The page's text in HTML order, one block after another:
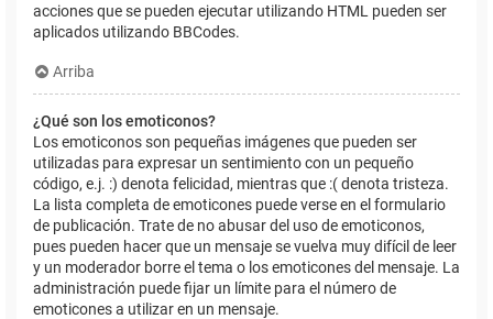
acciones que se pueden ejecutar utilizando HTML pueden ser
aplicados utilizando BBCodes.
Arriba
¿Qué son los emoticonos?
Los emoticonos son pequeñas imágenes que pueden ser
utilizadas para expresar un sentimiento con un pequeño
código, e.j. :) denota felicidad, mientras que :( denota tristeza.
La lista completa de emoticones puede verse en el formulario
de publicación. Trate de no abusar del uso de emoticonos,
pues pueden hacer que un mensaje se vuelva muy difícil de leer
y un moderador borre el tema o los emoticones del mensaje. La
administración puede fijar un límite para el número de
emoticones a utilizar en un mensaje.